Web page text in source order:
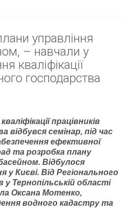
управління
– навчали у
кваліфікації
господарства
працівників
відбувся семінар, під час
ефективної
та розробка плану
Відбулося
у Києві. Від Регіонального
у Тернопільській області
Оксана Мотенко,
водного кадастру та